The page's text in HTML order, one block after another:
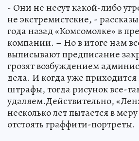
- Они не несут какой-либо
не экстремистские, -
года назад «Комсомолке» в
компании. – Но в итоге нам
выписывают предписание
грозят возбуждением
дела. И когда уже приходится
штрафы, тогда рисунок все-
удаляем.Действительно,
несколько лет пытается в
отстоять граффити-портреты.